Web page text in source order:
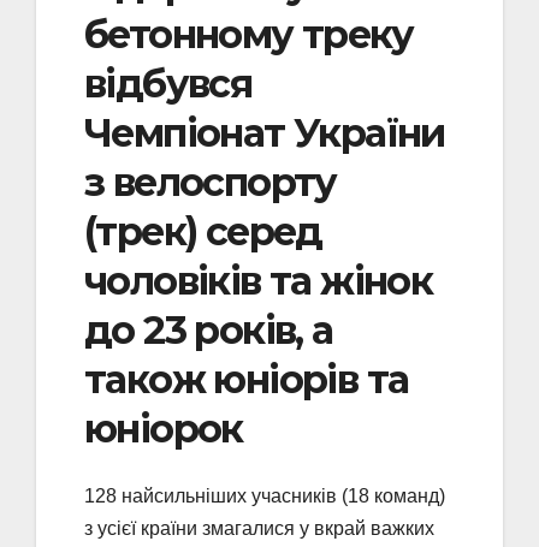
бетонному треку
відбувся
Чемпіонат України
з велоспорту
(трек) серед
чоловіків та жінок
до 23 років, а
також юніорів та
юніорок
128 найсильніших учасників (18 команд)
з усієї країни змагалися у вкрай важких